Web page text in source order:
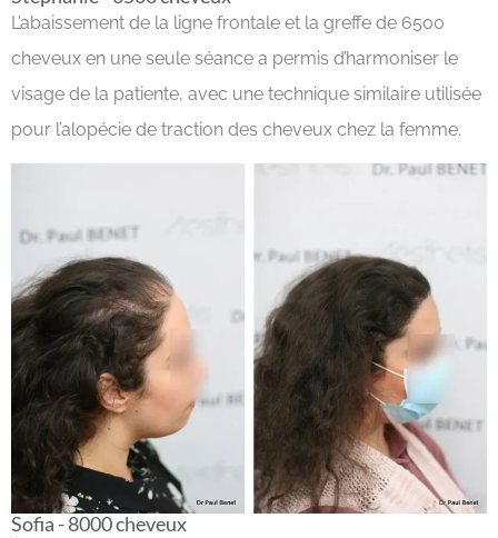
L’abaissement de la ligne frontale et la greffe de 6500
cheveux en une seule séance a permis d’harmoniser le
visage de la patiente, avec une technique similaire utilisée
pour l’alopécie de traction des cheveux chez la femme.
Sofia - 8000 cheveux